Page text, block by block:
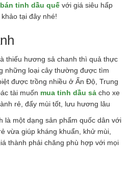
bán tinh dầu quế với giá siêu hấp
tại đây nhé!
thiếu hương sả chanh thì quả thực
những loại cây thường được tìm
được trồng nhiều ở Ấn Độ, Trung
tài muốn mua tinh dầu sả cho xe
rẻ, đẩy mùi tốt, lưu hương lâu
là một dạng sản phẩm quốc dân với
vừa giúp kháng khuẩn, khử mùi,
thành phải chăng phù hợp với mọi